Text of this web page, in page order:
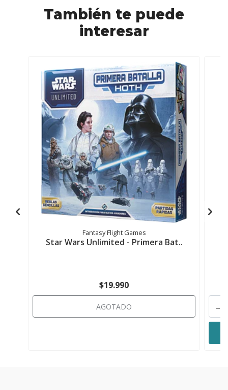
También te puede
interesar
Fantasy Flight Games
Star Wars Unlimited - Primera Bat..
$19.990
AGOTADO -